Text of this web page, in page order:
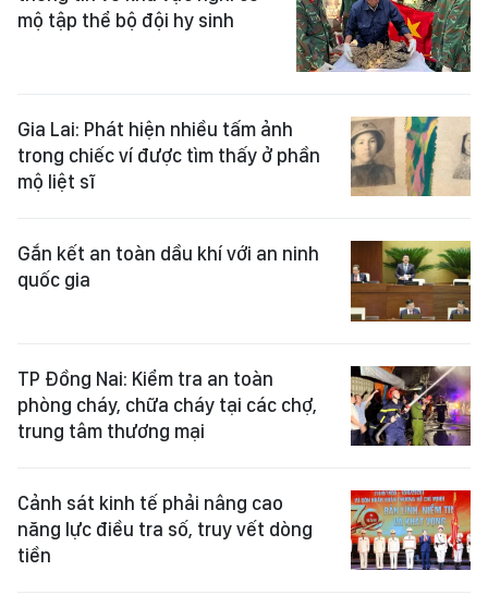
mộ tập thể bộ đội hy sinh
Gia Lai: Phát hiện nhiều tấm ảnh
trong chiếc ví được tìm thấy ở phần
mộ liệt sĩ
Gắn kết an toàn dầu khí với an ninh
quốc gia
TP Đồng Nai: Kiểm tra an toàn
phòng cháy, chữa cháy tại các chợ,
trung tâm thương mại
Cảnh sát kinh tế phải nâng cao
năng lực điều tra số, truy vết dòng
tiền